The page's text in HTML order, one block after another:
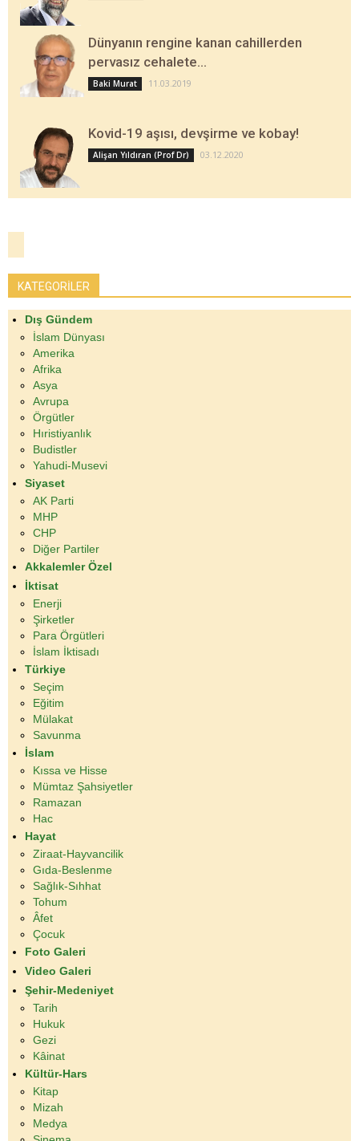
Dünyanın rengine kanan cahillerden
pervasız cehalete…
Baki Murat 11.03.2019
Kovid-19 aşısı, devşirme ve kobay!
Alişan Yıldıran (Prof Dr) 03.12.2020
KATEGORİLER
Dış Gündem
İslam Dünyası
Amerika
Afrika
Asya
Avrupa
Örgütler
Hıristiyanlık
Budistler
Yahudi-Musevi
Siyaset
AK Parti
MHP
CHP
Diğer Partiler
Akkalemler Özel
İktisat
Enerji
Şirketler
Para Örgütleri
İslam İktisadı
Türkiye
Seçim
Eğitim
Mülakat
Savunma
İslam
Kıssa ve Hisse
Mümtaz Şahsiyetler
Ramazan
Hac
Hayat
Ziraat-Hayvancilik
Gıda-Beslenme
Sağlık-Sıhhat
Tohum
Âfet
Çocuk
Foto Galeri
Video Galeri
Şehir-Medeniyet
Tarih
Hukuk
Gezi
Kâinat
Kültür-Hars
Kitap
Mizah
Medya